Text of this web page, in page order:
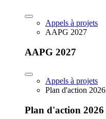
Appels à projets
AAPG 2027
AAPG 2027
Appels à projets
Plan d'action 2026
Plan d'action 2026